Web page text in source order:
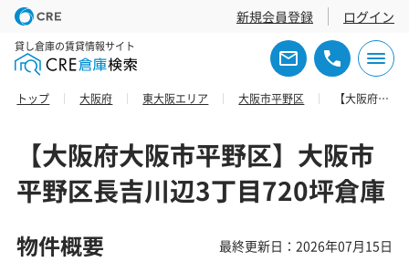
新規会員登録 ログイン
貸し倉庫の賃貸情報サイト
トップ 大阪府 東大阪エリア 大阪市平野区 【大阪府大阪市平野区】大阪市平野区長吉川辺3丁目720坪倉庫
【大阪府大阪市平野区】大阪市
平野区長吉川辺3丁目720坪倉庫
物件概要 最終更新日：2026年07月15日